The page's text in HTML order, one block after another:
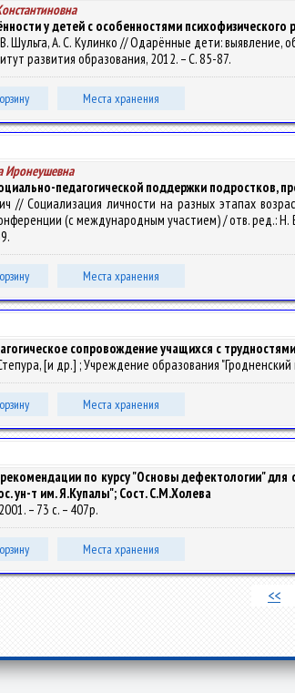
у детей с особенностями психофизического
Шульга, А. С. Кулинко // Одарённые дети: выявление,
развития образования, 2012. – С. 85-87.
Места хранения
Иронеушевна
педагогической поддержки подростков,
// Социализация личности на разных этапах
(с международным участием) / отв. ред.: Н.
Места хранения
сопровождение учащихся с
[и др.] ; Учреждение образования
Места хранения
по курсу "Основы дефектологии" для
ун-т им. Я.Купалы"; Сост. С.М.Холева
– 73 с. – 407р.
Места хранения
<<